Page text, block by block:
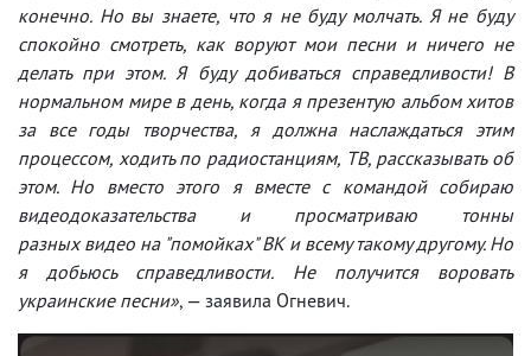
конечно. Но вы знаете, что я не буду молчать. Я не буду
спокойно смотреть, как воруют мои песни и ничего не
делать при этом. Я буду добиваться справедливости! В
нормальном мире в день, когда я презентую альбом хитов
за все годы творчества, я должна наслаждаться этим
процессом, ходить по радиостанциям, ТВ, рассказывать об
этом. Но вместо этого я вместе с командой собираю
видеодоказательства и просматриваю тонны
разных видео на "помойках" ВК и всему такому другому. Но
я добьюсь справедливости. Не получится воровать
украинские песни», — заявила Огневич.